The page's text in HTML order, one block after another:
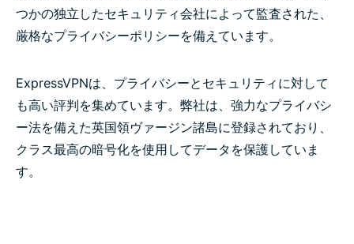
つかの独立したセキュリティ会社によって監査された、
厳格なプライバシーポリシーを備えています。
ExpressVPNは、プライバシーとセキュリティに対して
も高い評判を集めています。弊社は、強力なプライバシ
ー法を備えた英国領ヴァージン諸島に登録されており、
クラス最高の暗号化を使用してデータを保護していま
す。